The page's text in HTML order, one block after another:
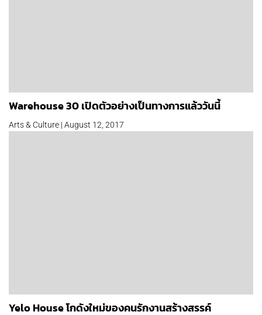
Warehouse 30 เปิดตัวอย่างเป็นทางการแล้ววันนี้
Arts & Culture | August 12, 2017
Yelo House โกดังใหม่ของคนรักงานสร้างสรรค์